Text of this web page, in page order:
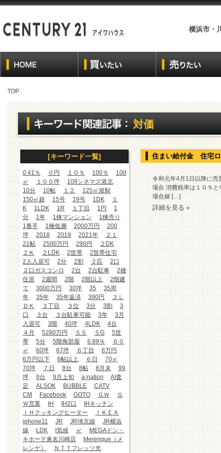
横浜市・
TOP
対価
[キーワード一覧]
0.41％ ０円 １０％ 100％
100
㎡
１００坪
109シネマズ港北
10分
10帖 １２
125㎡規制
150㎡超
15号 19号 1DK
１
K
1LDK 1R １丁目 1円
1
分
1年 1棟マンション
1棟売り
1番手
1種低層 2000万円
200
坪
2018 2019 2021年
２１
21帖
2500万円 290円
２DK
２Ｋ
２LDK 2世帯
2世帯住宅
2人入居可
2分 2割 ２匹
2口
２口ガスコンロ
2台 2台駐車
2種
住居
2週間 2階 2階以上
2階建
て
3000万円 30坪 35
35周
年
35年 35年返済 390円
３Ｌ
ＤＫ
３丁目 ３位 3分 3割
3
口
３台 ３台駐車可能 3年
3月
入居可
3階 40坪 4LDK
4台
４月
5280万円 ５５ ５G
5世
帯
5分 5階角部屋 6.89％
６０
㎡
60坪 67坪 ６丁目
6万円
6万円以下
6帖以上 ６日
70㎡
70坪
７日 8台 8帖 8月末
99
坪
9台 9月上旬 a-nation
AI査
定
ALSOK BUBBLE
CATV
CM
Facebook GOTO ＧＷ
Ｇ
Ｗ営業
IH IH2口
IHキッチン
ＩＨクッキングヒーター
ＩＫＥＡ
iphone11
JR JR埼京線
JR横浜
線
LDK l気候 ㎡
MEGAドン・
キホーテ東名川崎店
Merengue（メ
レンゲ）
ＮＴＴフレッツ光
住まい給付金 住宅
令和元年4月1日以降に売
場合 消費税率は１０％
場合嬉 […]
詳細を見る »